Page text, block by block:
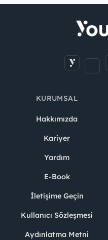
KURUMSAL
Hakkımızda
Kariyer
Yardım
E-Book
İletişime Geçin
Kullanıcı Sözleşmesi
Aydınlatma Metni